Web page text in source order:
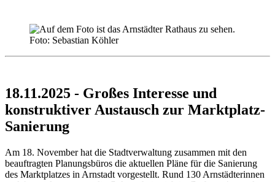
Foto: Sebastian Köhler
18.11.2025 - Großes Interesse und
konstruktiver Austausch zur Marktplatz-
Sanierung
Am 18. November hat die Stadtverwaltung zusammen mit den
beauftragten Planungsbüros die aktuellen Pläne für die Sanierung
des Marktplatzes in Arnstadt vorgestellt. Rund 130 Arnstädterinnen